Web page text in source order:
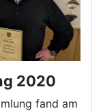
2020
fand am